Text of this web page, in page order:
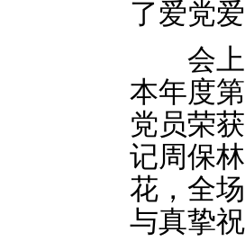
了爱党
会上举
本年度
党员荣
记周保
花，全
与真挚